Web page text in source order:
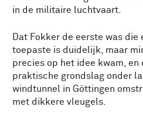
in de militaire luchtvaart.
Dat Fokker de eerste was die
toepaste is duidelijk, maar
precies op het idee kwam,
praktische grondslag onder
windtunnel in Göttingen
met dikkere vleugels.